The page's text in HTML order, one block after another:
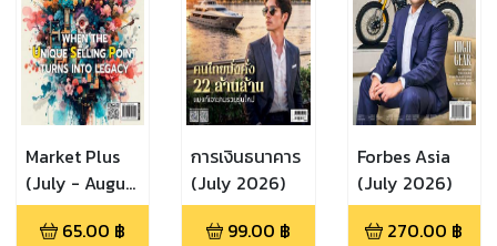
Market Plus
(July - August
2026)
65.00 ฿
การเงินธนาคาร
(July 2026)
99.00 ฿
Forbes Asia
(July 2026)
270.00 ฿